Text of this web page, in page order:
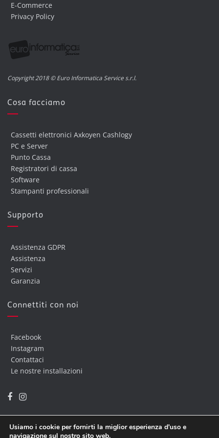
E-Commerce
Privacy Policy
Copyright 2018 © Euro Informatica Service s.r.l.
Cosa facciamo
Cassetti elettronici Axkoyen Cashlogy
PC e Server
Punto Cassa
Registratori di cassa
Software
Stampanti professionali
Supporto
Assistenza GDPR
Assistenza
Servizi
Garanzia
Connettiti con noi
Facebook
Instagram
Contattaci
Le nostre installazioni
Usiamo i cookie per fornirti la miglior esperienza d'uso e
navigazione sul nostro sito web.